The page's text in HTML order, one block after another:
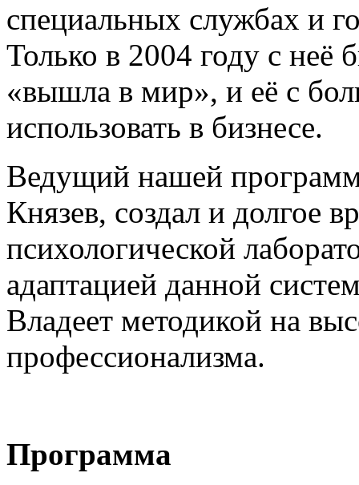
специальных службах и
Только в 2004 году с неё
«вышла в мир», и её с
использовать в бизнесе.
Ведущий нашей
Князев, создал и долгое
психологической
адаптацией данной
Владеет методикой на
профессионализма.
Программа